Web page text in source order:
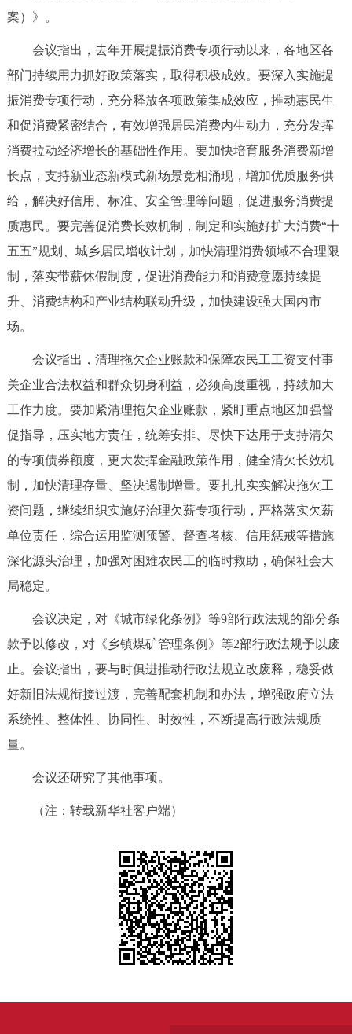
案）》。
会议指出，去年开展提振消费专项行动以来，各地区各
部门持续用力抓好政策落实，取得积极成效。要深入实施提
振消费专项行动，充分释放各项政策集成效应，推动惠民生
和促消费紧密结合，有效增强居民消费内生动力，充分发挥
消费拉动经济增长的基础性作用。要加快培育服务消费新增
长点，支持新业态新模式新场景竞相涌现，增加优质服务供
给，解决好信用、标准、安全管理等问题，促进服务消费提
质惠民。要完善促消费长效机制，制定和实施好扩大消费“十
五五”规划、城乡居民增收计划，加快清理消费领域不合理限
制，落实带薪休假制度，促进消费能力和消费意愿持续提
升、消费结构和产业结构联动升级，加快建设强大国内市
场。
会议指出，清理拖欠企业账款和保障农民工工资支付事
关企业合法权益和群众切身利益，必须高度重视，持续加大
工作力度。要加紧清理拖欠企业账款，紧盯重点地区加强督
促指导，压实地方责任，统筹安排、尽快下达用于支持清欠
的专项债券额度，更大发挥金融政策作用，健全清欠长效机
制，加快清理存量、坚决遏制增量。要扎扎实实解决拖欠工
资问题，继续组织实施好治理欠薪专项行动，严格落实欠薪
单位责任，综合运用监测预警、督查考核、信用惩戒等措施
深化源头治理，加强对困难农民工的临时救助，确保社会大
局稳定。
会议决定，对《城市绿化条例》等9部行政法规的部分条
款予以修改，对《乡镇煤矿管理条例》等2部行政法规予以废
止。会议指出，要与时俱进推动行政法规立改废释，稳妥做
好新旧法规衔接过渡，完善配套机制和办法，增强政府立法
系统性、整体性、协同性、时效性，不断提高行政法规质
量。
会议还研究了其他事项。
（注：转载新华社客户端）